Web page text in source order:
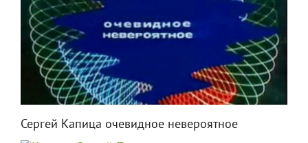
Сергей Капица очевидное невероятное